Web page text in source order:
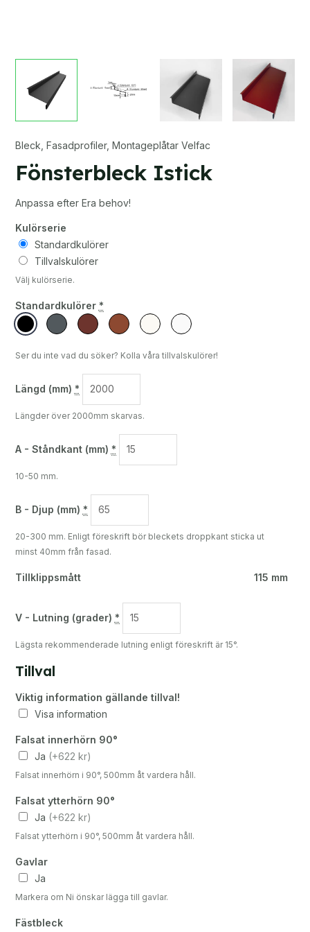
Bleck Fasadprofiler, Montageplåtar Velfac
Fönsterbleck Istick
Anpassa efter Era behov!
Kulörserie
Standardkulörer
Tillvalskulörer
Välj kulörserie.
Standardkulörer *
Ser du inte vad du söker? Kolla våra tillvalskulörer!
Längd (mm) *
Längder över 2000mm skarvas.
A - Ståndkant (mm) *
10-50 mm.
B - Djup (mm) *
20-300 mm. Enligt föreskrift bör bleckets droppkant sticka ut
minst 40mm från fasad.
Tillklippsmått 115 mm
V - Lutning (grader) *
Lägsta rekommenderade lutning enligt föreskrift är 15°.
Tillval
Viktig information gällande tillval!
Visa information
Falsat innerhörn 90°
Ja (+622 kr)
Falsat innerhörn i 90°, 500mm åt vardera håll.
Falsat ytterhörn 90°
Ja (+622 kr)
Falsat ytterhörn i 90°, 500mm åt vardera håll.
Gavlar
Ja
Markera om Ni önskar lägga till gavlar.
Fästbleck